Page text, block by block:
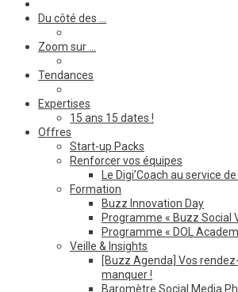
Du côté des …
Zoom sur …
Tendances
Expertises
15 ans 15 dates !
Offres
Start-up Packs
Renforcer vos équipes
Le Digi’Coach au service
Formation
Buzz Innovation Day
Programme « Buzz Social
Programme « DOL
Veille & Insights
[Buzz Agenda] Vos
manquer !
Baromètre Social Media